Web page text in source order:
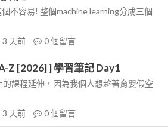
不容易! 整個machine learning分成三個
3 天前 0個留言
Z [2026] ] 學習筆記 Day1
課程延伸，因為我個人想趁著育嬰假空
3 天前 0個留言